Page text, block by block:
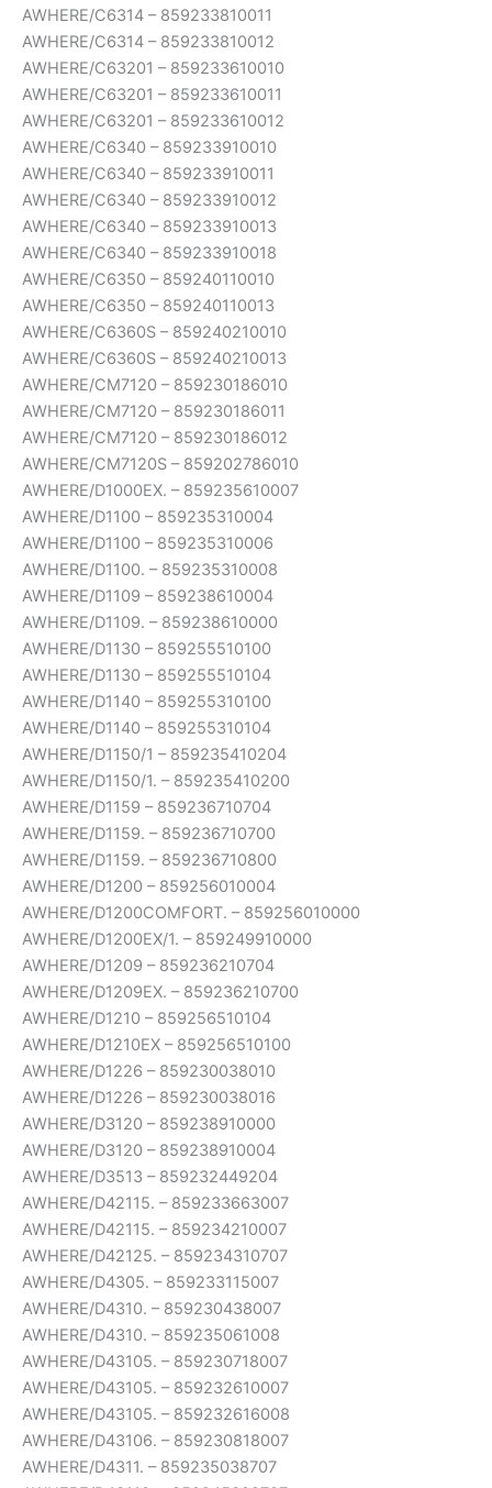
AWHERE/C6314 – 859233810011
AWHERE/C6314 – 859233810012
AWHERE/C63201 – 859233610010
AWHERE/C63201 – 859233610011
AWHERE/C63201 – 859233610012
AWHERE/C6340 – 859233910010
AWHERE/C6340 – 859233910011
AWHERE/C6340 – 859233910012
AWHERE/C6340 – 859233910013
AWHERE/C6340 – 859233910018
AWHERE/C6350 – 859240110010
AWHERE/C6350 – 859240110013
AWHERE/C6360S – 859240210010
AWHERE/C6360S – 859240210013
AWHERE/CM7120 – 859230186010
AWHERE/CM7120 – 859230186011
AWHERE/CM7120 – 859230186012
AWHERE/CM7120S – 859202786010
AWHERE/D1000EX. – 859235610007
AWHERE/D1100 – 859235310004
AWHERE/D1100 – 859235310006
AWHERE/D1100. – 859235310008
AWHERE/D1109 – 859238610004
AWHERE/D1109. – 859238610000
AWHERE/D1130 – 859255510100
AWHERE/D1130 – 859255510104
AWHERE/D1140 – 859255310100
AWHERE/D1140 – 859255310104
AWHERE/D1150/1 – 859235410204
AWHERE/D1150/1. – 859235410200
AWHERE/D1159 – 859236710704
AWHERE/D1159. – 859236710700
AWHERE/D1159. – 859236710800
AWHERE/D1200 – 859256010004
AWHERE/D1200COMFORT. – 859256010000
AWHERE/D1200EX/1. – 859249910000
AWHERE/D1209 – 859236210704
AWHERE/D1209EX. – 859236210700
AWHERE/D1210 – 859256510104
AWHERE/D1210EX – 859256510100
AWHERE/D1226 – 859230038010
AWHERE/D1226 – 859230038016
AWHERE/D3120 – 859238910000
AWHERE/D3120 – 859238910004
AWHERE/D3513 – 859232449204
AWHERE/D42115. – 859233663007
AWHERE/D42115. – 859234210007
AWHERE/D42125. – 859234310707
AWHERE/D4305. – 859233115007
AWHERE/D4310. – 859230438007
AWHERE/D4310. – 859235061008
AWHERE/D43105. – 859230718007
AWHERE/D43105. – 859232610007
AWHERE/D43105. – 859232616008
AWHERE/D43106. – 859230818007
AWHERE/D4311. – 859235038707